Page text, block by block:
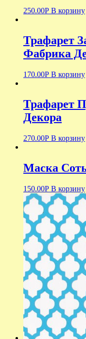
250.00Р В корзину
Трафарет
Фабрика
170.00Р В корзину
Трафарет
Декора
270.00Р В корзину
Маска
150.00Р В корзину